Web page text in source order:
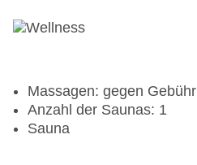
Massagen: gegen Gebühr
Anzahl der Saunas: 1
Sauna